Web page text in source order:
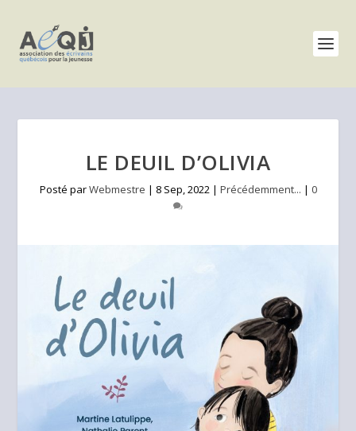
LE DEUIL D’OLIVIA
Posté parWebmestre | 8 Sep, 2022| Précédemment... | 0